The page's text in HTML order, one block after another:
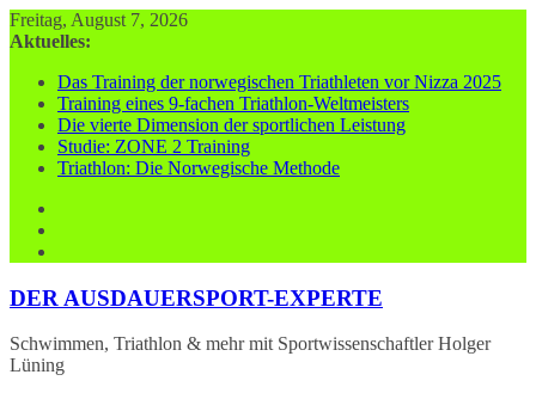
Zum
Inhalt
Freitag, August 7, 2026
Aktuelles:
Das Training der norwegischen Triathleten vor Nizza 2025
Training eines 9-fachen Triathlon-Weltmeisters
Die vierte Dimension der sportlichen Leistung
Studie: ZONE 2 Training
Triathlon: Die Norwegische Methode
DER AUSDAUERSPORT-EXPERTE
Schwimmen, Triathlon & mehr mit Sportwissenschaftler Holger
Lüning